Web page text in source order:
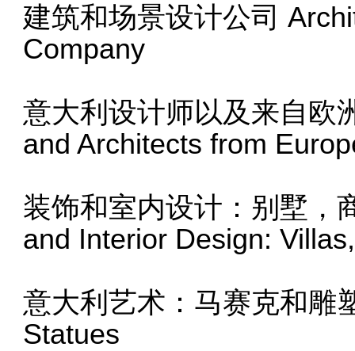
建筑和场景设计公司
Company
意大利设计师以及来自欧
and Architects from
装饰和室内设计：别墅，
and Interior Design:
意大利艺术：马赛克和雕
Statues